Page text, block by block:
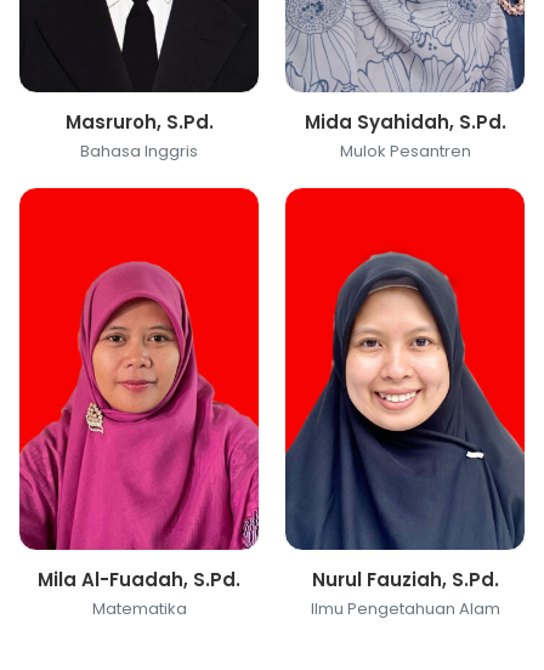
Masruroh, S.Pd.
Bahasa Inggris
Mida Syahidah, S.Pd.
Mulok Pesantren
Mila Al-Fuadah, S.Pd.
Matematika
Nurul Fauziah, S.Pd.
Ilmu Pengetahuan Alam